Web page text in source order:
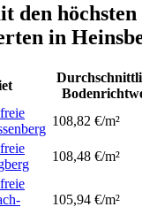
den höchsten
in
108,82 €/m²
108,48 €/m²
105,94 €/m²